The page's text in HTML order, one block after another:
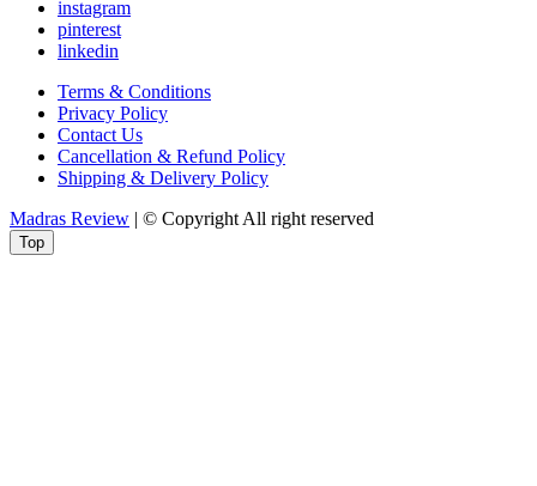
instagram
pinterest
linkedin
Terms & Conditions
Privacy Policy
Contact Us
Cancellation & Refund Policy
Shipping & Delivery Policy
Madras Review | © Copyright All right reserved
Top